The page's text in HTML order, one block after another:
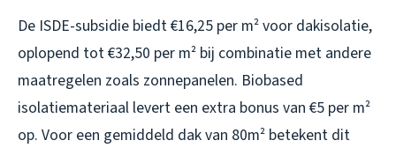
De ISDE-subsidie biedt €16,25 per m² voor dakisolatie,
oplopend tot €32,50 per m² bij combinatie met andere
maatregelen zoals zonnepanelen. Biobased
isolatiemateriaal levert een extra bonus van €5 per m²
op. Voor een gemiddeld dak van 80m² betekent dit